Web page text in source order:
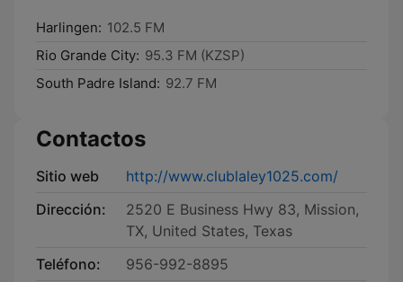
Harlingen: 102.5 FM
Rio Grande City: 95.3 FM (KZSP)
South Padre Island: 92.7 FM
Contactos
Sitio web
http://www.clublaley1025.com/
Dirección:
2520 E Business Hwy 83, Mission,
TX, United States, Texas
Teléfono:
956-992-8895